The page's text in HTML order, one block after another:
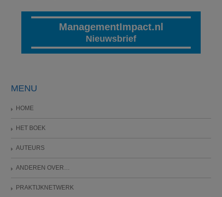
ManagementImpact.nl
Nieuwsbrief
MENU
HOME
HET BOEK
AUTEURS
ANDEREN OVER…
PRAKTIJKNETWERK